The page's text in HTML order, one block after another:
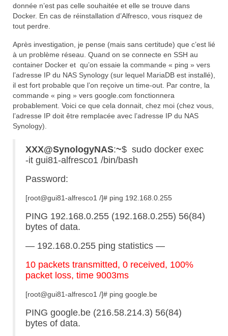
donnée n’est pas celle souhaitée et elle se trouve dans
Docker. En cas de réinstallation d’Alfresco, vous risquez de
tout perdre.
Après investigation, je pense (mais sans certitude) que c’est lié
à un problème réseau. Quand on se connecte en SSH au
container Docker et qu’on essaie la commande « ping » vers
l’adresse IP du NAS Synology (sur lequel MariaDB est installé),
il est fort probable que l’on reçoive un time-out. Par contre, la
commande « ping » vers google.com fonctionnera
probablement. Voici ce que cela donnait, chez moi (chez vous,
l’adresse IP doit être remplacée avec l’adresse IP du NAS
Synology).
XXX@SynologyNAS:~$ sudo docker exec
-it gui81-alfresco1 /bin/bash
Password:
[root@gui81-alfresco1 /]# ping 192.168.0.255
PING 192.168.0.255 (192.168.0.255) 56(84)
bytes of data.
— 192.168.0.255 ping statistics —
10 packets transmitted, 0 received, 100%
packet loss, time 9003ms
[root@gui81-alfresco1 /]# ping google.be
PING google.be (216.58.214.3) 56(84)
bytes of data.